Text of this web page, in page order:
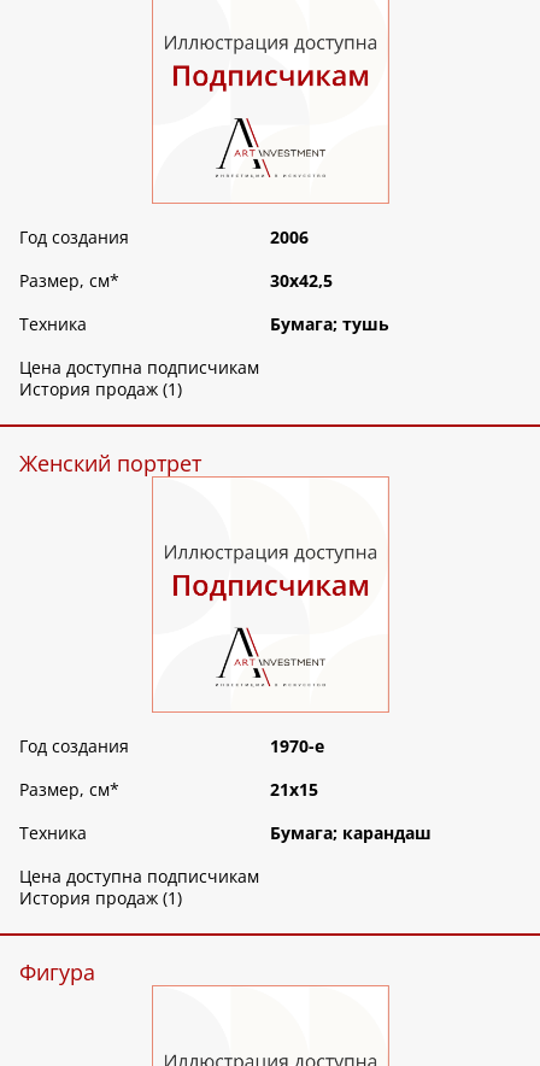
Год создания
2006
Размер, см*
30х42,5
Техника
Бумага; тушь
Цена доступна подписчикам
История продаж (1)
Женский портрет
Год создания
1970-е
Размер, см*
21х15
Техника
Бумага; карандаш
Цена доступна подписчикам
История продаж (1)
Фигура